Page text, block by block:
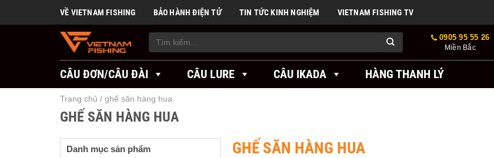
VỀ VIETNAM FISHING BẢO HÀNH ĐIỆN TỬ TIN TỨC KINH NGHIỆM VIETNAM FISHING TV
Tìm
kiếm:
0905 95 55 26
Miền Bắc
CÂU ĐƠN/CÂU ĐÀI CÂU LURE CÂU IKADA HÀNG THANH LÝ
Trang chủ / ghế săn hàng hua
GHẾ SĂN HÀNG HUA
Danh mục sản phẩm GHẾ SĂN HÀNG HUA